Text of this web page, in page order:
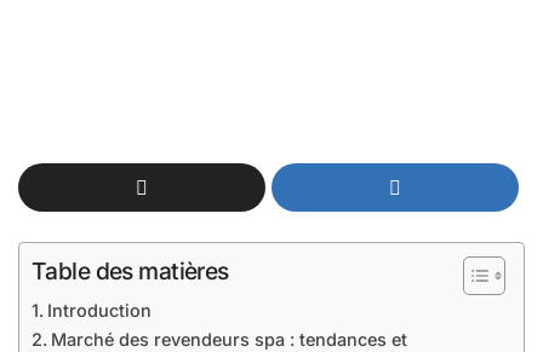
Table des matières
Introduction
Marché des revendeurs spa : tendances et